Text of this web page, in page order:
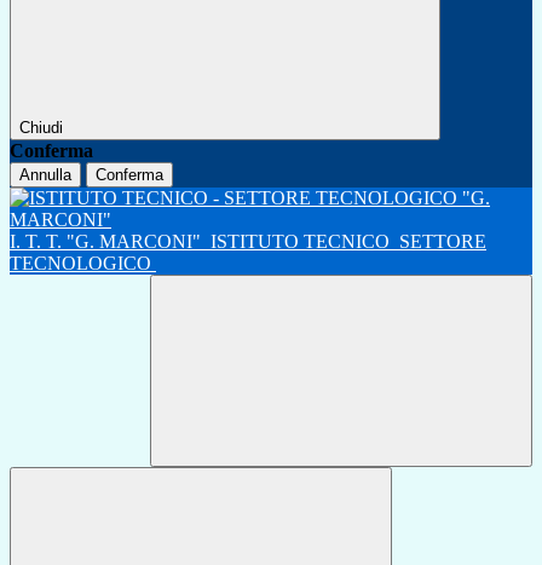
Chiudi
Conferma
Annulla Conferma
I. T. T. "G. MARCONI" ISTITUTO TECNICO SETTORE
TECNOLOGICO